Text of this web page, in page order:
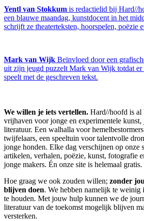
Yentl van Stokkum is redactielid bij Hard//
een blauwe maandag, kunstdocent in het
schrijft ze theaterteksten, hoorspelen, poëzie
Mark van Wijk Beïnvloed door een
uit zijn jeugd puzzelt Mark van Wijk totdat er
speelt met de geschreven tekst.
We willen je iets vertellen. Hard//hoofd is al
vrijhaven voor jonge en experimentele kunst,
literatuur. Een walhalla voor
twijfelaars, een speeltuin voor talentvolle
jonge honden. Elke dag verschijnen op onze
artikelen, verhalen, poëzie, kunst, fotografie
jonge makers. Én onze site is helemaal gratis.
Hoe graag we ook zouden willen; zonder
blijven doen. We hebben namelijk te weinig
te houden. Met jouw hulp kunnen we de
literatuur van de toekomst mogelijk blijven
versterken.